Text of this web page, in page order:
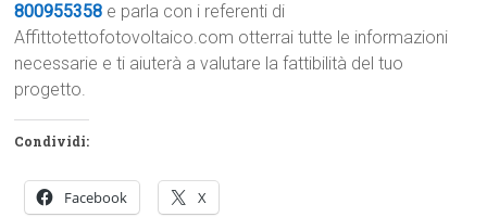
800955358 e parla con i referenti di
Affittotettofotovoltaico.com otterrai tutte le informazioni
necessarie e ti aiuterà a valutare la fattibilità del tuo
progetto.
Condividi:
Facebook X